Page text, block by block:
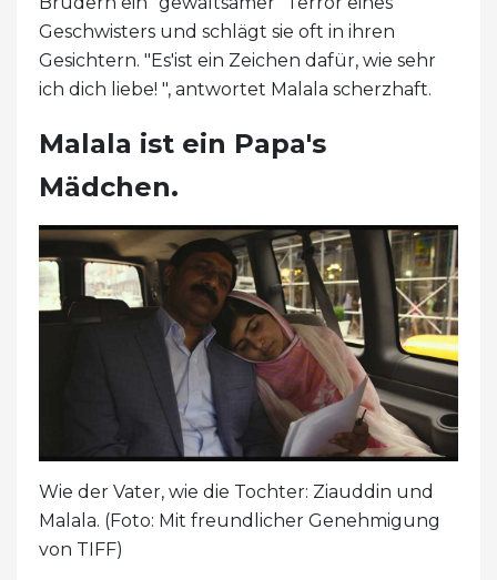
Geschwisters und schlägt sie oft in ihren
Gesichtern. "Es'ist ein Zeichen dafür, wie sehr
ich dich liebe! ", antwortet Malala scherzhaft.
Malala ist ein Papa's
Mädchen.
Wie der Vater, wie die Tochter: Ziauddin und
Malala. (Foto: Mit freundlicher Genehmigung
von TIFF)